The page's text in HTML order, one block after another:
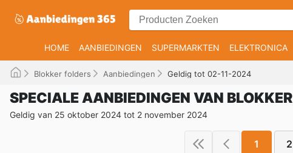
HOME AANBIEDINGEN SUPERMARKTEN ELEKTRONICA
Blokker folders Aanbiedingen Geldig tot 02-11-2024
SPECIALE AANBIEDINGEN VAN BLOKKER
Geldig van 25 oktober 2024 tot 2 november 2024
1 2